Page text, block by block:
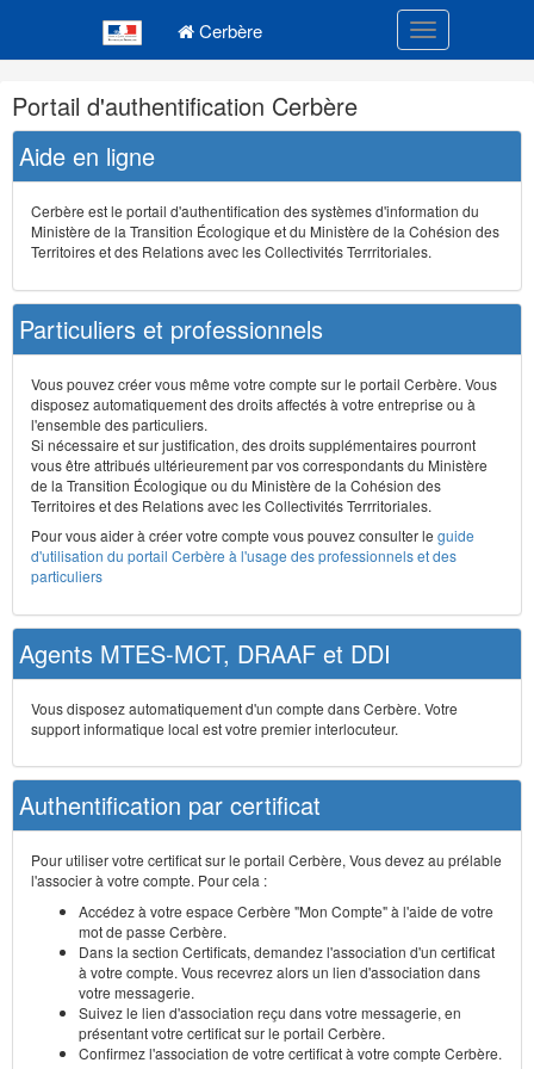
Cerbère Toggle
Navigation
et
outils
annexes
Portail d'authentification Cerbère
Aide en ligne
Cerbère est le portail d'authentification des systèmes d'information du
Ministère de la Transition Écologique et du Ministère de la Cohésion des
Territoires et des Relations avec les Collectivités Terrritoriales.
Particuliers et professionnels
Vous pouvez créer vous même votre compte sur le portail Cerbère. Vous
disposez automatiquement des droits affectés à votre entreprise ou à
l'ensemble des particuliers.
Si nécessaire et sur justification, des droits supplémentaires pourront
vous être attribués ultérieurement par vos correspondants du Ministère
de la Transition Écologique ou du Ministère de la Cohésion des
Territoires et des Relations avec les Collectivités Terrritoriales.
Pour vous aider à créer votre compte vous pouvez consulter le guide
d'utilisation du portail Cerbère à l'usage des professionnels et des
particuliers
Agents MTES-MCT, DRAAF et DDI
Vous disposez automatiquement d'un compte dans Cerbère. Votre
support informatique local est votre premier interlocuteur.
Authentification par certificat
Pour utiliser votre certificat sur le portail Cerbère, Vous devez au prélable
l'associer à votre compte. Pour cela :
Accédez à votre espace Cerbère "Mon Compte" à l'aide de votre
mot de passe Cerbère.
Dans la section Certificats, demandez l'association d'un certificat
à votre compte. Vous recevrez alors un lien d'association dans
votre messagerie.
Suivez le lien d'association reçu dans votre messagerie, en
présentant votre certificat sur le portail Cerbère.
Confirmez l'association de votre certificat à votre compte Cerbère.